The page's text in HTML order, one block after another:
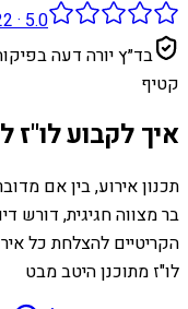
5.0
·
בד״ץ יורה דעה
קטיף
איך לקבוע לו"ז
תכנון אירוע, בין אם
בר מצווה חגיגית, דורש
הקריטיים להצלחת כל
לו"ז מתוכנן היטב מבט